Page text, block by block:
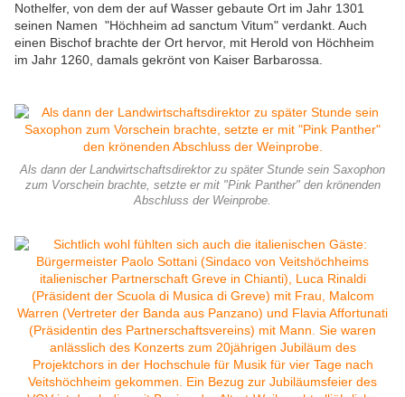
Nothelfer, von dem der auf Wasser gebaute Ort im Jahr 1301
seinen Namen "Höchheim ad sanctum Vitum" verdankt. Auch
einen Bischof brachte der Ort hervor, mit Herold von Höchheim
im Jahr 1260, damals gekrönt von Kaiser Barbarossa.
Als dann der Landwirtschaftsdirektor zu später Stunde sein Saxophon
zum Vorschein brachte, setzte er mit "Pink Panther" den krönenden
Abschluss der Weinprobe.